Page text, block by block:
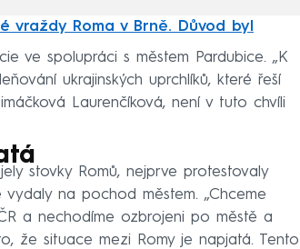
vraždy Roma v Brně. Důvod byl
ve spolupráci s městem Pardubice. „K
ukrajinských uprchlíků, které řeší
Laurenčíková, není v tuto chvíli
stovky Romů, nejprve protestovaly
na pochod městem. „Chceme
a nechodíme ozbrojeni po městě a
že situace mezi Romy je napjatá. Tento